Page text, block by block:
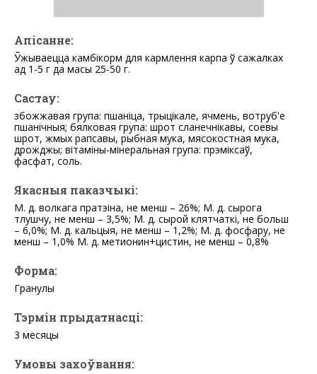
Апісанне:
Ўжываецца камбікорм для кармлення карпа ў сажалках
ад 1-5 г да масы 25-50 г.
Састау:
збожжавая група: пшаніца, трыцікале, ячмень, вотруб'е
пшанічныя; бялковая група: шрот сланечнікавы, соевы
шрот, жмых рапсавы, рыбная мука, мясокостная мука,
дрожджы; вітаміны-мінеральная група: прэміксаў,
фасфат, соль.
Якасныя паказчыкі:
М. д. волкага пратэіна, не менш – 26%; М. д. сырога
тлушчу, не менш – 3,5%; М. д. сырой клятчаткі, не больш
– 6,0%; М. д. кальцыя, не менш – 1,2%; М. д. фосфару, не
менш – 1,0% М. д. метионин+цистин, не менш – 0,8%
Форма:
Гранулы
Тэрмін прыдатнасці:
3 месяцы
Умовы захоўвання: